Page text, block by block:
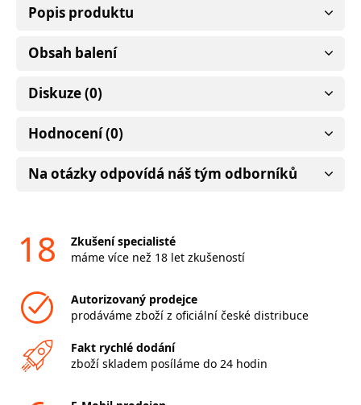
Popis produktu
Obsah balení
Diskuze (0)
Hodnocení (0)
Na otázky odpovídá náš tým odborníků
18
Zkušení specialisté
máme více než 18 let zkušeností
Autorizovaný prodejce
prodáváme zboží z oficiální české distribuce
Fakt rychlé dodání
zboží skladem posíláme do 24 hodin